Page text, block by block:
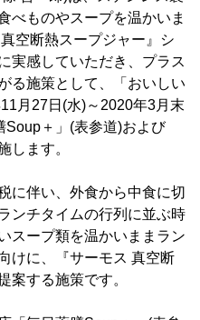
べものやスープを温かいま
空断熱スープジャー』シ
実感していただき、プラス
る施策として、「おいしい
月27日(水)～2020年3月末
Soup＋」(表参道)および
します。
に伴い、外食から中食に切
ンチタイムの行列に並ぶ時
スープ類を温かいままラン
けに、『サーモス 真空断
案する施策です。